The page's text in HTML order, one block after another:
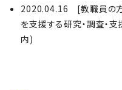
2020.04.16 [教職員の
を支援する研究・調査・
内)